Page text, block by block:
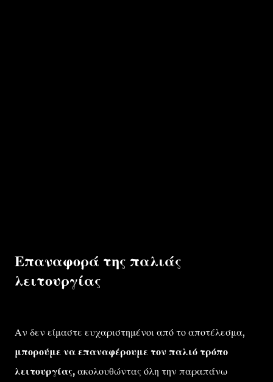
Επαναφορά της παλιάς
λειτουργίας
Αν δεν είμαστε ευχαριστημένοι από το αποτέλεσμα,
μπορούμε να επαναφέρουμε τον παλιό τρόπο
λειτουργίας, ακολουθώντας όλη την παραπάνω